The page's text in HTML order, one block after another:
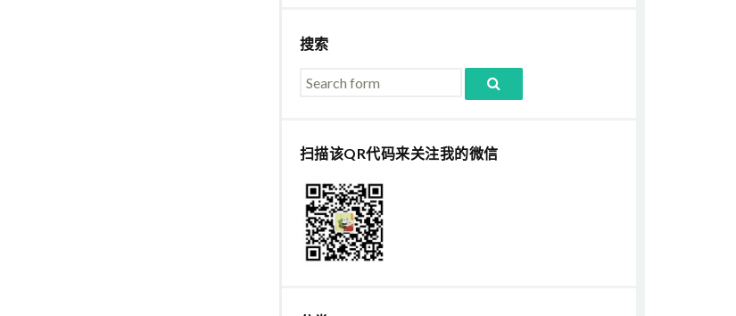
搜索
扫描该QR代码来关注我的微信